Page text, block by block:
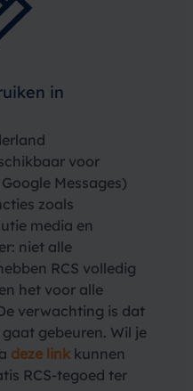
in
voor
Messages)
zoals
media en
niet alle
RCS volledig
het voor alle
verwachting is dat
gebeuren. Wil je
deze linkkunnen
RCS-tegoed ter